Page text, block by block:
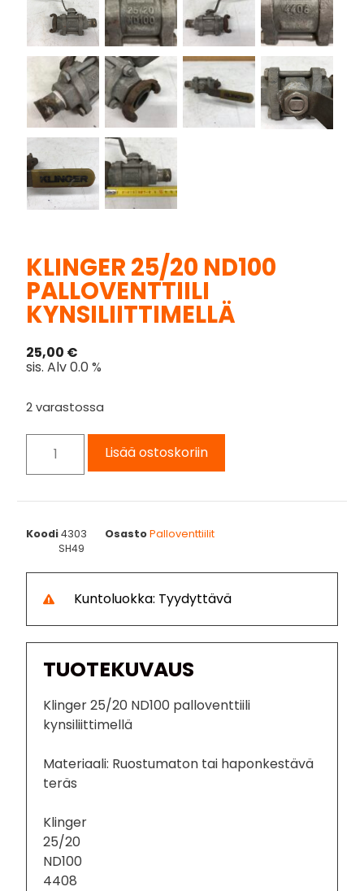
KLINGER 25/20 ND100
PALLOVENTTIILI
KYNSILIITTIMELLÄ
25,00 €
sis. Alv 0.0 %
2 varastossa
Lisää ostoskoriin
Koodi4303 OsastoPalloventtiilit
SH49
Kuntoluokka: Tyydyttävä
TUOTEKUVAUS
Klinger 25/20 ND100 palloventtiili
kynsiliittimellä
Materiaali: Ruostumaton tai haponkestävä
teräs
Klinger
25/20
ND100
4408